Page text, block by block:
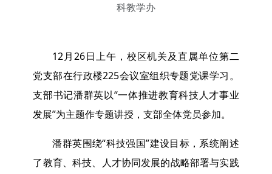
科教学办
12月26日上午，校区机关及直属单位第二
党支部在行政楼225会议室组织专题党课学习。
支部书记潘群英以“一体推进教育科技人才事业
发展”为主题作专题讲授，支部全体党员参加。
潘群英围绕“科技强国”建设目标，系统阐述
了教育、科技、人才协同发展的战略部署与实践